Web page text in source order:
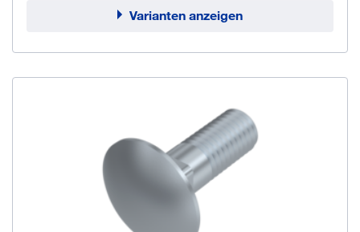
Varianten anzeigen